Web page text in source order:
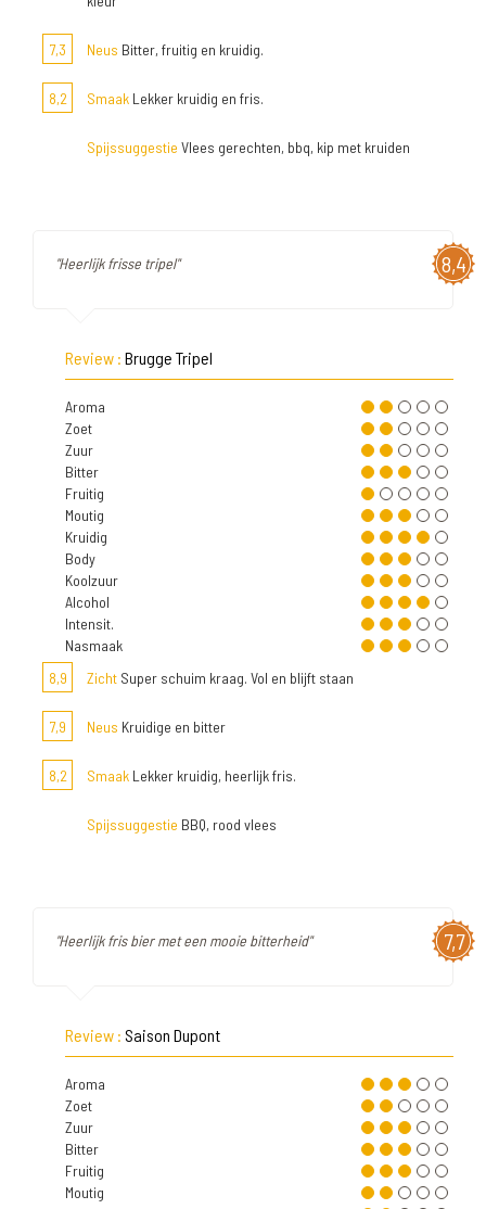
7,3 Neus Bitter, fruitig en kruidig.
8,2 Smaak Lekker kruidig en fris.
Spijssuggestie Vlees gerechten, bbq, kip met kruiden
8,4
"Heerlijk frisse tripel"
Review : Brugge Tripel
Aroma
Zoet
Zuur
Bitter
Fruitig
Moutig
Kruidig
Body
Koolzuur
Alcohol
Intensit.
Nasmaak
8,9
Zicht Super schuim kraag. Vol en blijft staan
7,9 Neus Kruidige en bitter
8,2 Smaak Lekker kruidig, heerlijk fris.
Spijssuggestie BBQ, rood vlees
7,7
"Heerlijk fris bier met een mooie bitterheid"
Review : Saison Dupont
Aroma
Zoet
Zuur
Bitter
Fruitig
Moutig